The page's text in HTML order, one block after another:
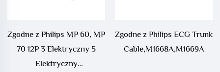
Zgodne z Philips MP 60, MP
70 12P 3 Elektryczny 5
Elektryczny
Zgodne z Philips ECG Trunk
Cable,M1668A,M1669A